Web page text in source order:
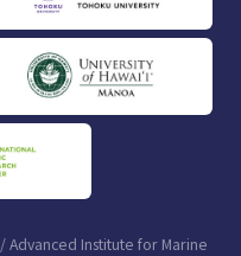
Advanced Institute for Marine